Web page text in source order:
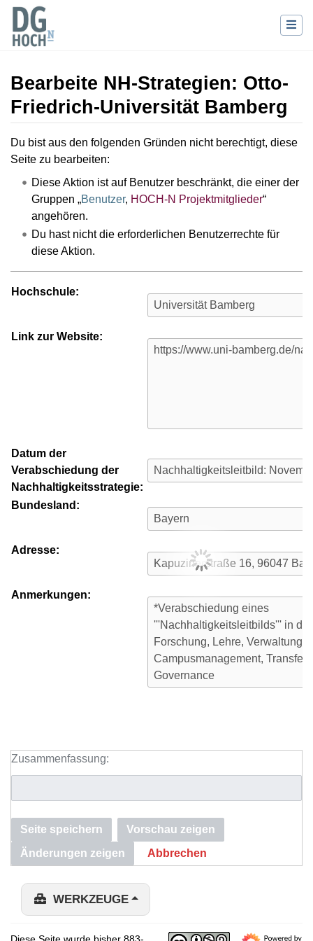
Bearbeite NH-Strategien: Otto-
Friedrich-Universität Bamberg
Wechseln zu:Navigation,Suche
Du bist aus den folgenden Gründen nicht berechtigt, diese
Seite zu bearbeiten:
Diese Aktion ist auf Benutzer beschränkt, die einer der
Gruppen „Benutzer, HOCH-N Projektmitglieder“
angehören.
Du hast nicht die erforderlichen Benutzerrechte für
diese Aktion.
Hochschule:
Link zur Website:
Datum der
Verabschiedung der
Nachhaltigkeitsstrategie:
Bundesland:
Adresse:
Anmerkungen:
Zusammenfassung:
Seite speichern
Vorschau zeigen
Änderungen zeigen
Abbrechen
WERKZEUGE
Diese Seite wurde bisher 883-